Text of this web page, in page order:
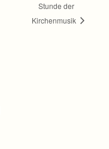
Stunde der
Kirchenmusik